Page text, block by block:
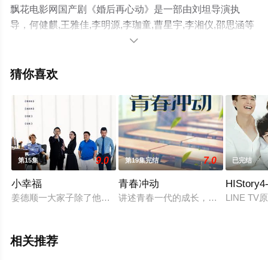
飘花电影网国产剧《婚后再心动》是一部由刘坦导演执
导，何健麒,王雅佳,李明源,李珈童,曹星宇,李湘仪,邵思涵等
演员精彩演绎的中国大陆电视剧，大结局剧情已揭晓（第
集就上飘花影院，更多相关信息可移步至豆瓣电视剧、电

猜你喜欢
第15集 9.0
小幸福
姜德顺一大家子除了他全是女将，上有传统老母亲和洋派的丈
第19集完结 7.0
青春冲动
讲述青春一代的成长，少男少女们那
已完结
LINE TV
相关推荐